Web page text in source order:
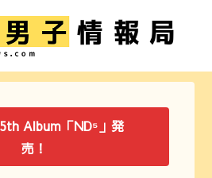
Album「ND⁵」発
売！